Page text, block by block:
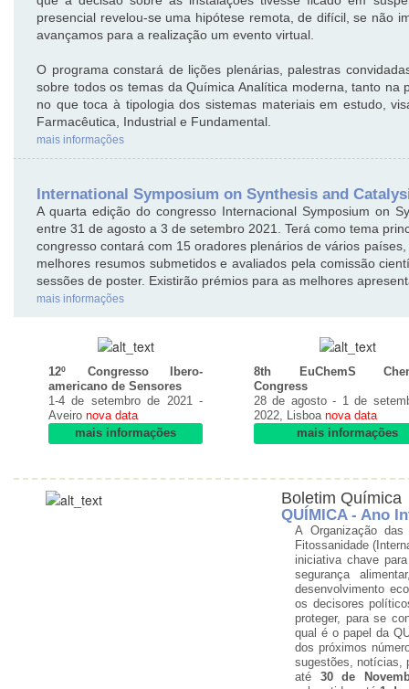
presencial revelou-se uma hipótese remota, de difícil, se não
avançamos para a realização um evento virtual.
O programa constará de lições plenárias, palestras
sobre todos os temas da Química Analítica moderna, tanto
no que toca à tipologia dos sistemas materiais em estudo,
Farmacêutica, Industrial e Fundamental.
mais informações
International Symposium on Synthesis and
A quarta edição do congresso Internacional Symposium on
entre 31 de agosto a 3 de setembro 2021. Terá como tema
congresso contará com 15 oradores plenários de vários
melhores resumos submetidos e avaliados pela comissão
sessões de poster. Existirão prémios para as melhores
mais informações
12º Congresso Ibero-
americano de Sensores
1-4 de setembro de 2021 -
Aveiro nova data
mais informações
8th EuChemS
Congress
28 de agosto - 1 de
2022, Lisboa nova data
mais informações
Boletim Química
QUÍMICA - Ano
A Organização
Fitossanidade
iniciativa chave
segurança
desenvolvimento
os decisores
proteger, para se
qual é o papel da
dos próximos
sugestões, notícias,
até 30 de